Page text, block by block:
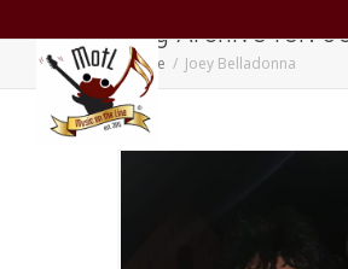
Tag Archive for:
Home Joey Belladonna